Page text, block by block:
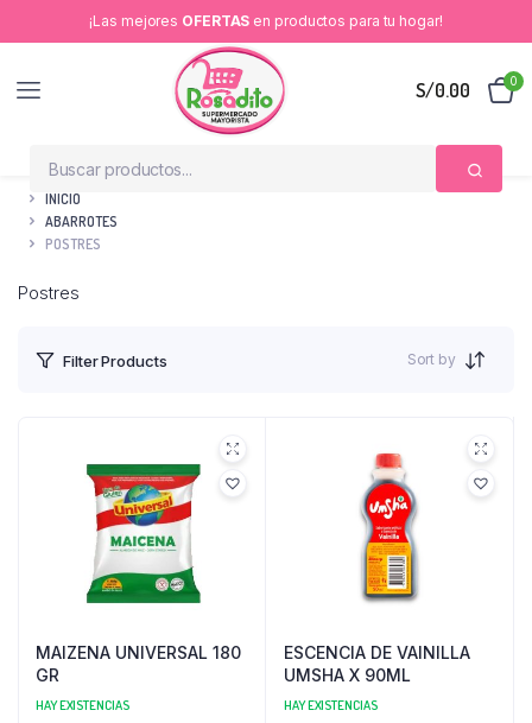
¡Las mejores OFERTAS en productos para tu hogar!
S/0.00 0
INICIO
ABARROTES
POSTRES
Postres
Filter Products Sort by
MAIZENA UNIVERSAL 180
GR
HAY EXISTENCIAS
ESCENCIA DE VAINILLA
UMSHA X 90ML
HAY EXISTENCIAS